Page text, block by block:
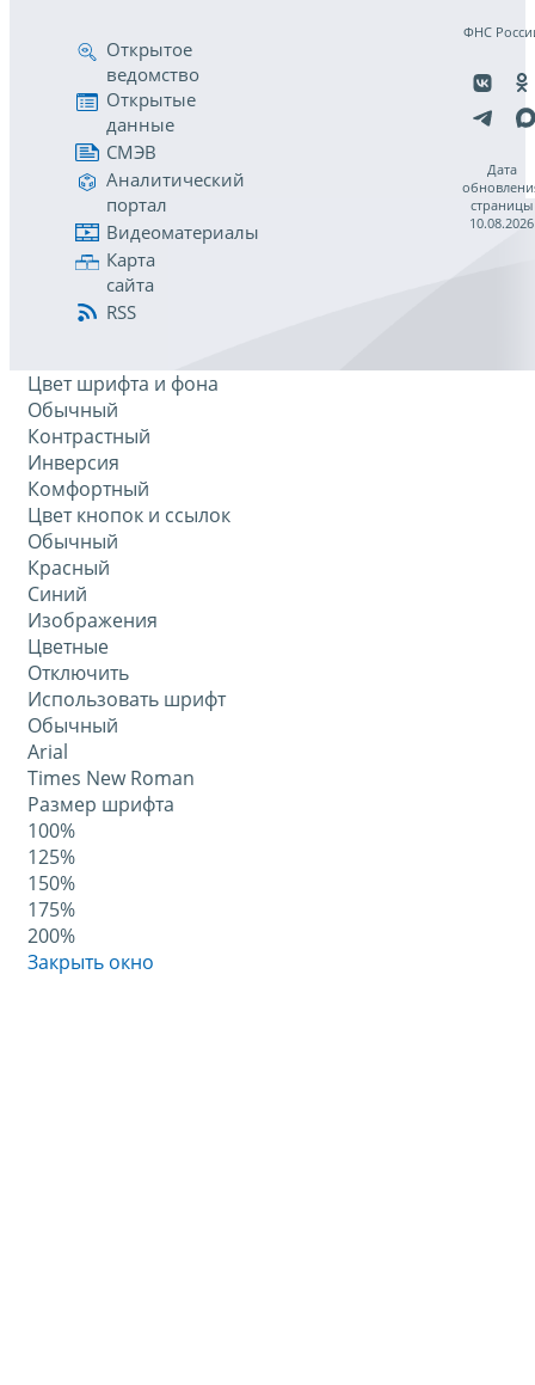
Открытое
ведомство
Открытые
данные
СМЭВ
Аналитический
портал
Видеоматериалы
Карта
сайта
RSS
ФНС
Дата
страницы
10.08.2026
Цвет шрифта и фона
Обычный
Контрастный
Инверсия
Комфортный
Цвет кнопок и ссылок
Обычный
Красный
Синий
Изображения
Цветные
Отключить
Использовать шрифт
Обычный
Arial
Times New Roman
Размер шрифта
100%
125%
150%
175%
200%
Закрыть окно